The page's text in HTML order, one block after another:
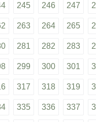
245 246 247
263 264 265
281 282 283
299 300 301
317 318 319
335 336 337